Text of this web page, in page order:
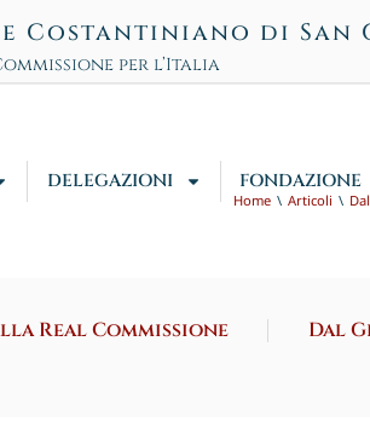
Costantiniano di San
per l’Italia
DELEGAZIONI FONDAZIONE
Home Articoli
Real Commissione Dal